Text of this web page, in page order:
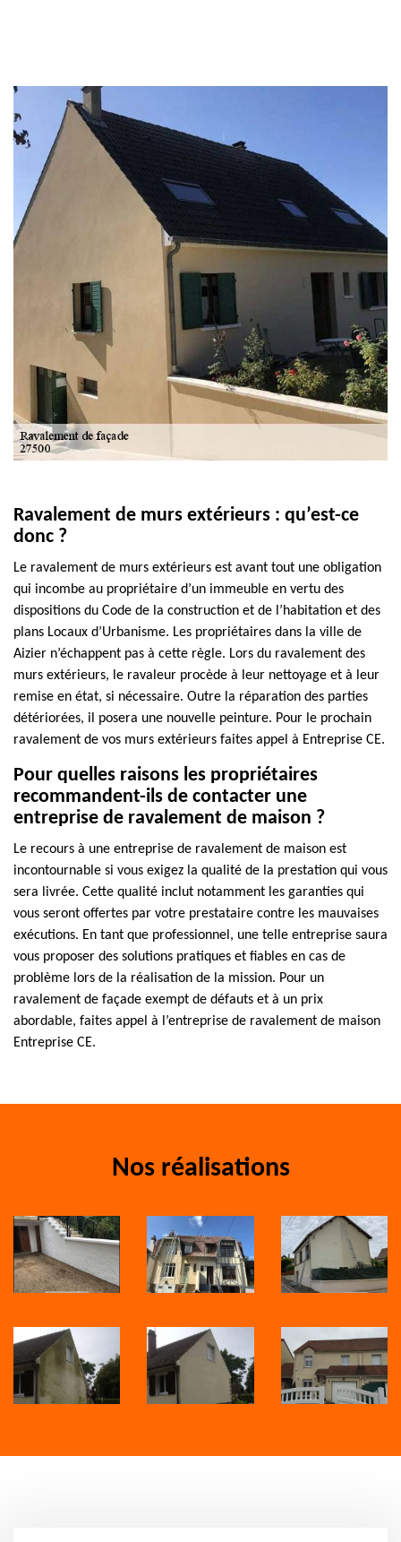
Ravalement de murs extérieurs : qu’est-ce
donc ?
Le ravalement de murs extérieurs est avant tout une obligation
qui incombe au propriétaire d’un immeuble en vertu des
dispositions du Code de la construction et de l’habitation et des
plans Locaux d’Urbanisme. Les propriétaires dans la ville de
Aizier n’échappent pas à cette règle. Lors du ravalement des
murs extérieurs, le ravaleur procède à leur nettoyage et à leur
remise en état, si nécessaire. Outre la réparation des parties
détériorées, il posera une nouvelle peinture. Pour le prochain
ravalement de vos murs extérieurs faites appel à Entreprise CE.
Pour quelles raisons les propriétaires
recommandent-ils de contacter une
entreprise de ravalement de maison ?
Le recours à une entreprise de ravalement de maison est
incontournable si vous exigez la qualité de la prestation qui vous
sera livrée. Cette qualité inclut notamment les garanties qui
vous seront offertes par votre prestataire contre les mauvaises
exécutions. En tant que professionnel, une telle entreprise saura
vous proposer des solutions pratiques et fiables en cas de
problème lors de la réalisation de la mission. Pour un
ravalement de façade exempt de défauts et à un prix
abordable, faites appel à l’entreprise de ravalement de maison
Entreprise CE.
Nos réalisations